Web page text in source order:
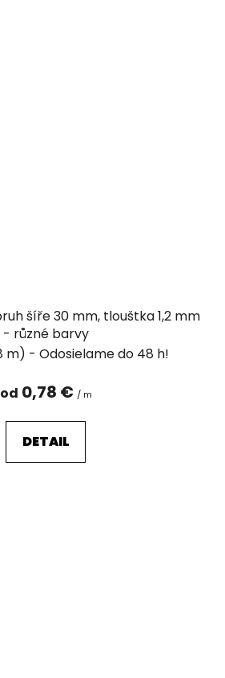
šíře 30 mm, tlouštka 1,2 mm
- různé barvy
m)
od 0,78 € / m
DETAIL